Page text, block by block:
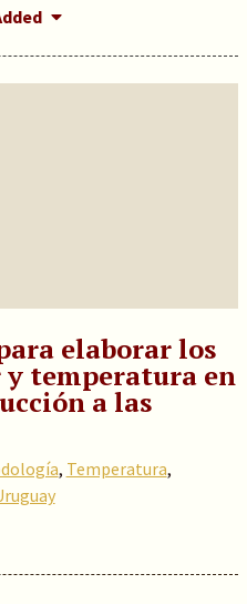
elaborar los
y temperatura en
a las
, Temperatura,